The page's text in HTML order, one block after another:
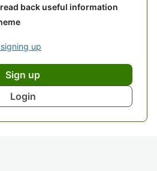
back useful information
up
Sign up
Login